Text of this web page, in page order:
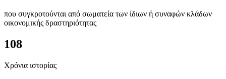
που συγκροτούνται από σωματεία των ίδιων ή συναφών κλάδων
οικονομικής δραστηριότητας
108
Χρόνια ιστορίας